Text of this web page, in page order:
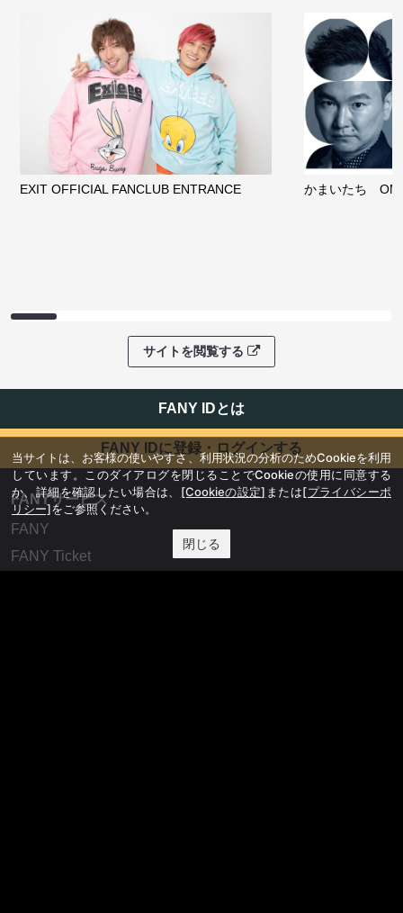
EXIT OFFICIAL FANCLUB ENTRANCE かまいたち
サイトを閲覧する
FANY IDとは
FANY IDに登録・ログインする
FANYサービス
FANY
FANY Ticket
当サイトは、お客様の使いやすさ、利用状況の分析のためCookieを利用
しています。このダイアログを閉じることでCookieの使用に同意する
か、詳細を確認したい場合は、 [Cookieの設定] または[プライバシーポ
リシー]をご参照ください。
閉じる